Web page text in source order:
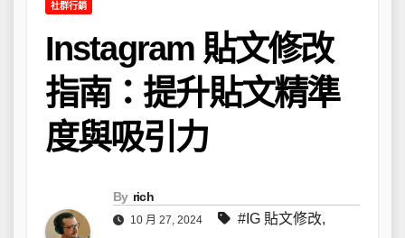
社群行銷
Instagram 貼文修改
指南：提升貼文精準
度與吸引力
By rich
10 月 27, 2024 #IG 貼文修改,